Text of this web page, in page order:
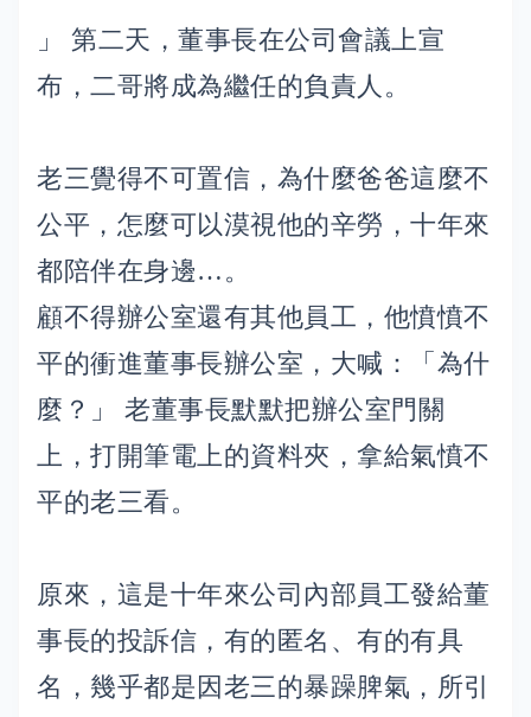
」 第二天，董事長在公司會議上宣
布，二哥將成為繼任的負責人。
老三覺得不可置信，為什麼爸爸這麼不
公平，怎麼可以漠視他的辛勞，十年來
都陪伴在身邊…。
顧不得辦公室還有其他員工，他憤憤不
平的衝進董事長辦公室，大喊：「為什
麼？」 老董事長默默把辦公室門關
上，打開筆電上的資料夾，拿給氣憤不
平的老三看。
原來，這是十年來公司內部員工發給董
事長的投訴信，有的匿名、有的有具
名，幾乎都是因老三的暴躁脾氣，所引